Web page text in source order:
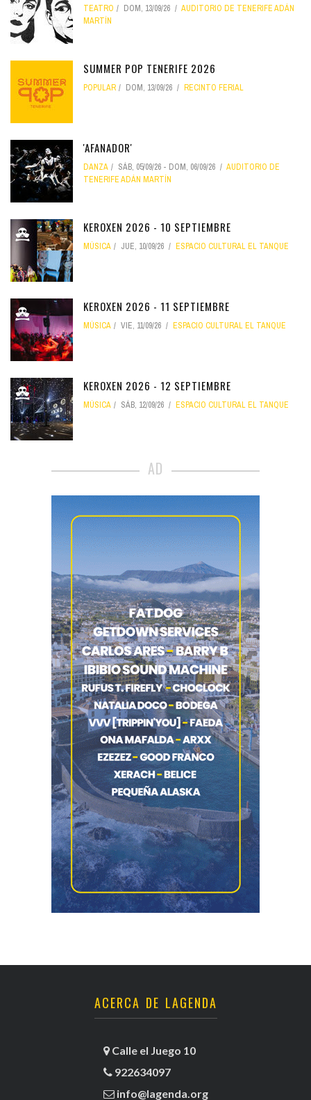
TEATRO DOM, 13/09/26
AUDITORIO DE TENERIFE ADÁN
MARTÍN
SUMMER POP TENERIFE 2026
POPULAR DOM, 13/09/26 RECINTO FERIAL
'AFANADOR'
DANZA SÁB, 05/09/26 - DOM, 06/09/26
AUDITORIO DE
TENERIFE ADÁN MARTÍN
KEROXEN 2026 - 10 SEPTIEMBRE
MÚSICA JUE, 10/09/26 ESPACIO CULTURAL EL TANQUE
KEROXEN 2026 - 11 SEPTIEMBRE
MÚSICA VIE, 11/09/26 ESPACIO CULTURAL EL TANQUE
KEROXEN 2026 - 12 SEPTIEMBRE
MÚSICA SÁB, 12/09/26 ESPACIO CULTURAL EL TANQUE
AD
ACERCA DE LAGENDA
Calle el Juego 10
922634097
info@lagenda.org